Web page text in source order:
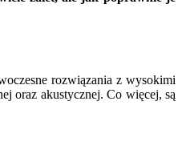
rozwiązania z wysokimi
oraz akustycznej. Co więcej, są